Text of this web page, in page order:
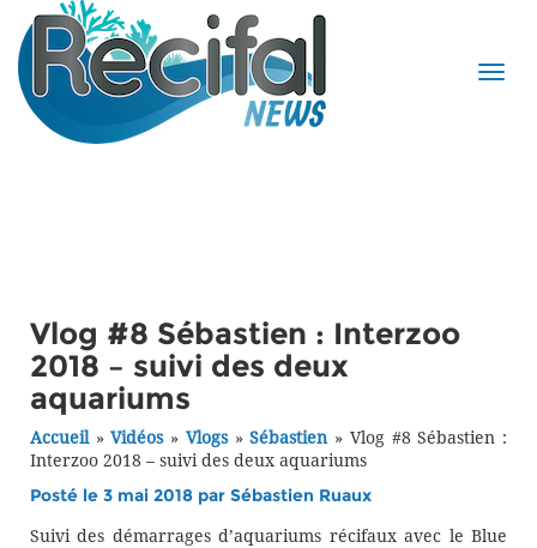
Vlog #8 Sébastien : Interzoo
2018 – suivi des deux
aquariums
Accueil»Vidéos» Vlogs»Sébastien» Vlog #8 Sébastien :
Interzoo 2018 – suivi des deux aquariums
Posté le 3 mai 2018 par Sébastien Ruaux
Suivi des démarrages d’aquariums récifaux avec le Blue